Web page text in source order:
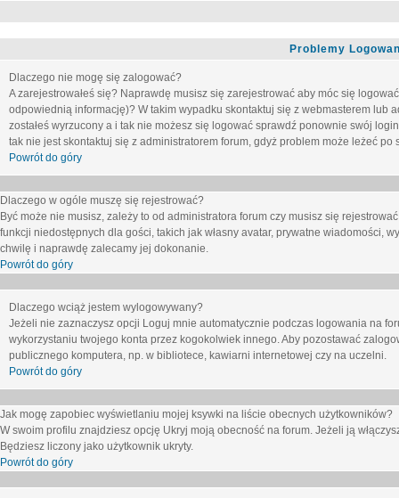
Problemy
Dlaczego nie mogę się zalogować?
A zarejestrowałeś się? Naprawdę musisz się zarejestrować aby móc się
odpowiednią informację)? W takim wypadku skontaktuj się z webmasterem lub
zostałeś wyrzucony a i tak nie możesz się logować sprawdź ponownie swój
tak nie jest skontaktuj się z administratorem forum, gdyż problem może leżeć po
Powrót do góry
Dlaczego w ogóle muszę się rejestrować?
Być może nie musisz, zależy to od administratora forum czy musisz się
funkcji niedostępnych dla gości, takich jak własny avatar, prywatne wiadomości,
chwilę i naprawdę zalecamy jej dokonanie.
Powrót do góry
Dlaczego wciąż jestem wylogowywany?
Jeżeli nie zaznaczysz opcji Loguj mnie automatycznie podczas logowania na
wykorzystaniu twojego konta przez kogokolwiek innego. Aby pozostawać
publicznego komputera, np. w bibliotece, kawiarni internetowej czy na uczelni.
Powrót do góry
Jak mogę zapobiec wyświetlaniu mojej ksywki na liście obecnych użytkowników?
W swoim profilu znajdziesz opcję Ukryj moją obecność na forum. Jeżeli ją
Będziesz liczony jako użytkownik ukryty.
Powrót do góry